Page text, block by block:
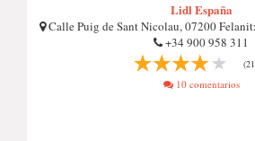
Lidl España
Calle Puig de Sant Nicolau, 07200
+34 900 958 311
10 comentarios